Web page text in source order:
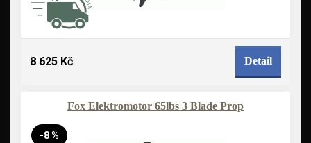
8 625 Kč Detail
Fox Elektromotor 65lbs 3 Blade Prop
-8 %